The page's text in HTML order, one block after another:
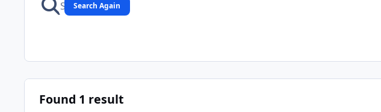
Search Again
Found 1 result